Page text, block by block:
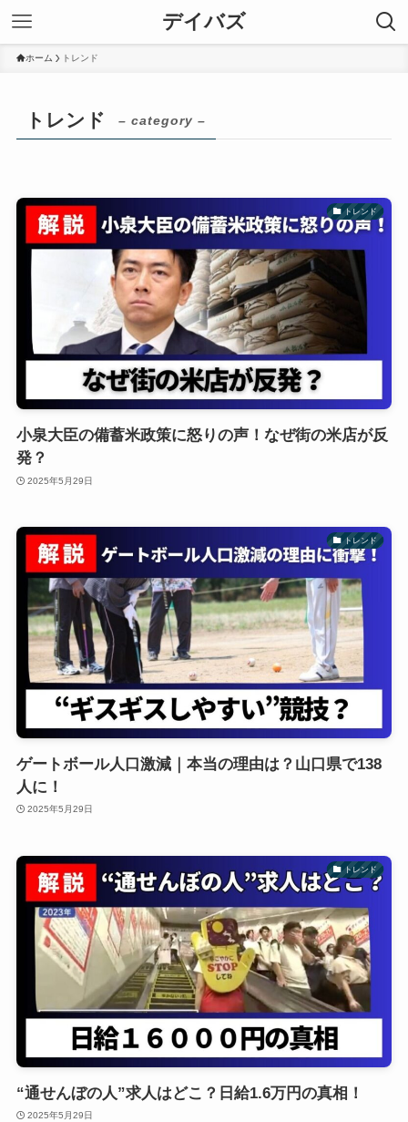
デイバズ
ホーム トレンド
トレンド – category –
トレンド
小泉大臣の備蓄米政策に怒りの声！なぜ街の米店が反
発？
2025年5月29日
トレンド
ゲートボール人口激減｜本当の理由は？山口県で138
人に！
2025年5月29日
トレンド
“通せんぼの人”求人はどこ？日給1.6万円の真相！
2025年5月29日